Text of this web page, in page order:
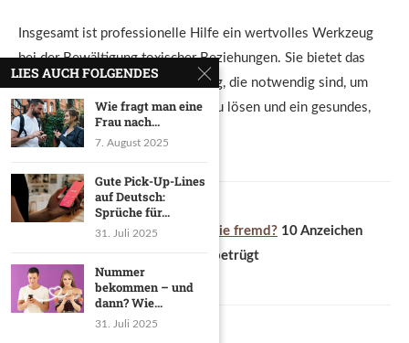
Insgesamt ist professionelle Hilfe ein wertvolles Werkzeug
bei der Bewältigung toxischer Beziehungen. Sie bietet das
Fachwissen und die Unterstützung, die notwendig sind, um
sich aus schädlichen Bindungen zu lösen und ein gesundes,
erfülltes Leben wiederzuerlangen.
Auch interessant für dich: Geht sie fremd? 10 Anzeichen
dafür, dass dich deine Freundin betrügt
LIES AUCH FOLGENDES
Wie fragt man eine
Frau nach...
7. August 2025
Gute Pick-Up-Lines
auf Deutsch:
Sprüche für...
31. Juli 2025
Nummer
bekommen – und
dann? Wie...
31. Juli 2025